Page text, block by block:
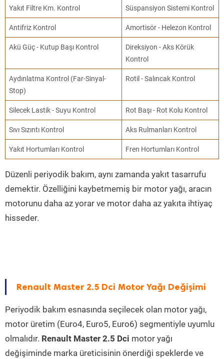
Yakıt Filtre Km. Kontrol Süspansiyon Sistemi Kontrol
Antifriz Kontrol Amortisör - Helezon Kontrol
Akü Güç - Kutup Başı Kontrol
Direksiyon - Aks Körük
Kontrol
Aydınlatma Kontrol (Far-Sinyal-
Stop)
Rotil - Salıncak Kontrol
Silecek Lastik - Suyu Kontrol Rot Başı - Rot Kolu Kontrol
Sıvı Sızıntı Kontrol Aks Rulmanları Kontrol
Yakıt Hortumları Kontrol Fren Hortumları Kontrol
Düzenli periyodik bakım, aynı zamanda yakıt tasarrufu
demektir. Özelliğini kaybetmemiş bir motor yağı, aracın
motorunu daha az yorar ve motor daha az yakıta ihtiyaç
hisseder.
Renault Master 2.5 Dci Motor Yağı Değişimi
Periyodik bakım esnasında seçilecek olan motor yağı,
motor üretim (Euro4, Euro5, Euro6) segmentiyle uyumlu
olmalıdır. Renault Master 2.5 Dci motor yağı
değişiminde marka üreticisinin önerdiği speklerde ve